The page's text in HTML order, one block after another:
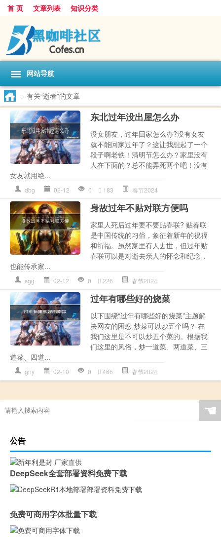
首 页 文章列表 知识分类
网站导航
> 有关“逝者”的文章
东北过年没出屋怎么办
没女朋友，过年回家怎么办?没有女友
就不能回家过年了？这让我想起了一个
段子啊老铁！清明节怎么办？家里没有
人在下面的？总不能弄死两个吧！没有
女友就用绝...
dbg 02-12 0 183 春节2024
身故过年不贴对联方便吗
家里人死后过年要不要贴春联? 贴春联
是中国传统的习俗，象征着新年的祝福
和祈福。虽然家里有人去世，但过年贴
春联可以是对逝去亲人的怀念和纪念，
也能传承家...
sgg 02-12 0 226 春节2024
过年有哪些好的烧菜
以下围绕“过年有哪些好的烧菜”主题解
决网友的困惑 炒菜可以炒五个吗？ 在
我们这里是不可以炒五个菜的。根据我
们这里的风俗，炒一道菜、两道菜、三
道菜、四道...
gny 02-10 0 466 春节2024
☚
公告
DeepSeek全套部署资料免费下载
免费可商用字体批量下载